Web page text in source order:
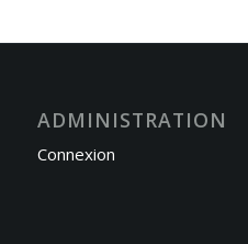
ADMINISTRATION
Connexion